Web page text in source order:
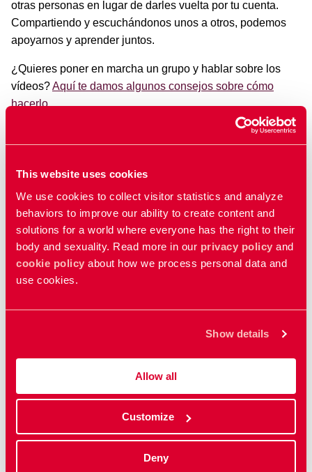
This website uses cookies
We use cookies to collect visitor statistics and analyze
behaviors to improve our ability to create content and
solutions for a world where everyone has the right to their
body and sexuality. Read more in our privacy policy and
cookie policy about how we process personal data and
use cookies.
Show details
Allow all
Customize
Deny
otras personas en lugar de darles vuelta por tu cuenta.
Compartiendo y escuchándonos unos a otros, podemos
apoyarnos y aprender juntos.
¿Quieres poner en marcha un grupo y hablar sobre los
vídeos?Aquí te damos algunos consejos sobre cómo
hacerlo.
Vídeos relacionados
Los genitales masculinos
Male genitals
When sex hurts
La corona vaginal
The vaginal corona
Enfermedades de transmisión sexual (ETS)
Sexually transmitted infections